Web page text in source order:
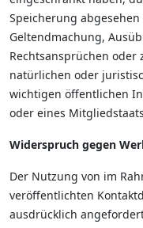
Speicherung
Geltendmachung,
Rechtsansprüchen oder
natürlichen oder
wichtigen öffentlichen
oder eines
Widerspruch gegen
Der Nutzung von im
veröffentlichten
ausdrücklich